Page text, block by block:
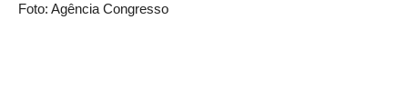
Foto: Agência Congresso